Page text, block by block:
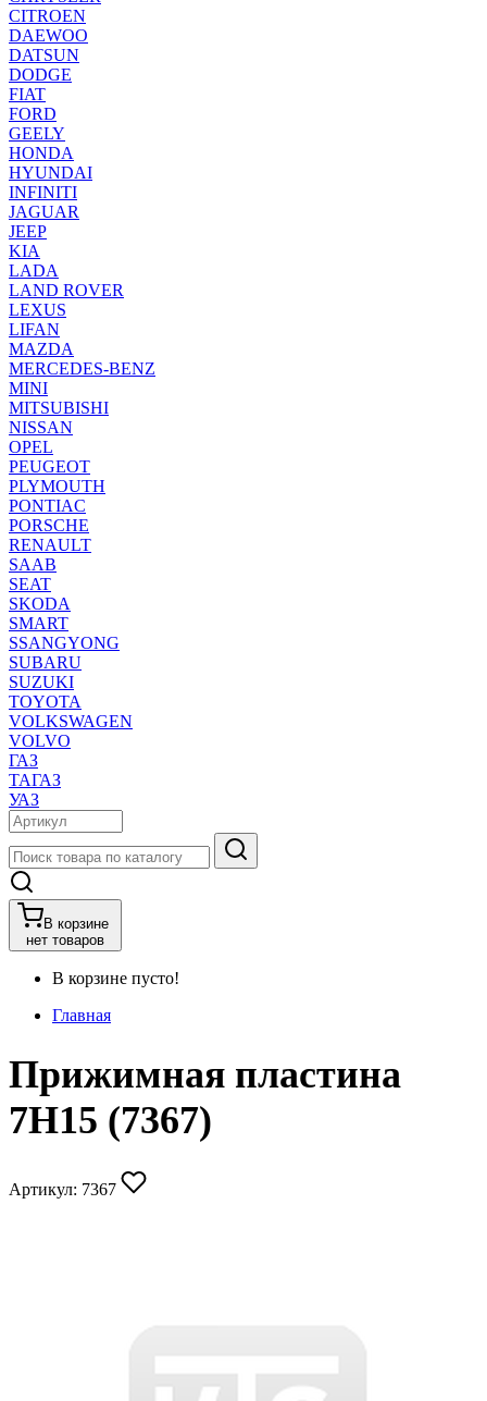
CITROEN
DAEWOO
DATSUN
DODGE
FIAT
FORD
GEELY
HONDA
HYUNDAI
INFINITI
JAGUAR
JEEP
KIA
LADA
LAND ROVER
LEXUS
LIFAN
MAZDA
MERCEDES-BENZ
MINI
MITSUBISHI
NISSAN
OPEL
PEUGEOT
PLYMOUTH
PONTIAC
PORSCHE
RENAULT
SAAB
SEAT
SKODA
SMART
SSANGYONG
SUBARU
SUZUKI
TOYOTA
VOLKSWAGEN
VOLVO
ГАЗ
ТАГАЗ
УАЗ
В корзине
нет товаров
В корзине пусто!
Главная
Прижимная пластина
7Н15 (7367)
Артикул: 7367